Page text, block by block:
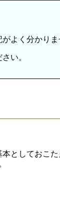
よく分かりま
い。
としておこ